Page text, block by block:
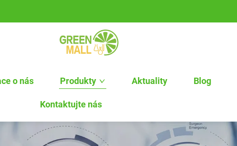
o nás Produkty Aktuality Blog
Kontaktujte nás